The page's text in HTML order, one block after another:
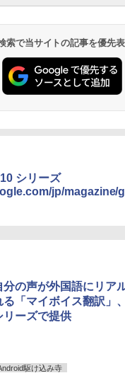
索で当サイトの記事を優先
シリーズ
jp/magazine/
分の声が外国語にリア
る「マイボイス翻訳」
リーズで提供
駆け込み寺